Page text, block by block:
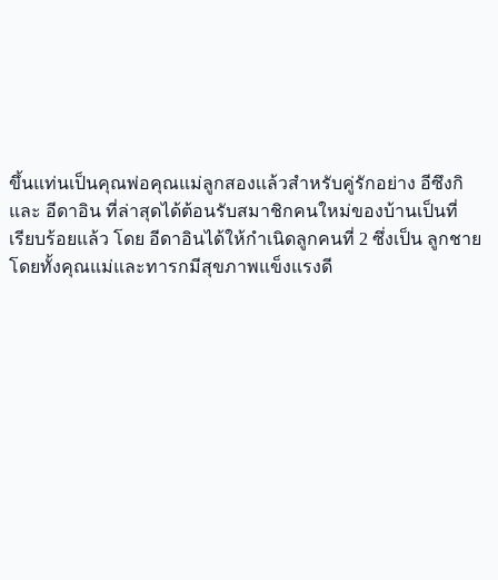
ขึ้นแท่นเป็นคุณพ่อคุณแม่ลูกสองเเล้วสำหรับคู่รักอย่าง อีซึงกิ
และ อีดาอิน ที่ล่าสุดได้ต้อนรับสมาชิกคนใหม่ของบ้านเป็นที่
เรียบร้อยแล้ว โดย อีดาอินได้ให้กำเนิดลูกคนที่ 2 ซึ่งเป็น ลูกชาย
โดยทั้งคุณแม่และทารกมีสุขภาพแข็งแรงดี